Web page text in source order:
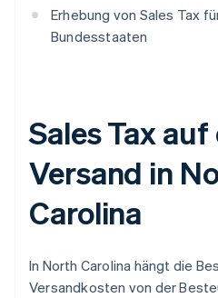
Erhebung von Sales Tax
Bundesstaaten
Sales Tax auf
Versand in
Carolina
In North Carolina hängt die
Versandkosten von der